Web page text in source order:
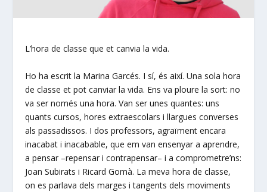
L’hora de classe que et canvia la vida.
Ho ha escrit la Marina Garcés. I sí, és així. Una sola hora
de classe et pot canviar la vida. Ens va ploure la sort: no
va ser només una hora. Van ser unes quantes: uns
quants cursos, hores extraescolars i llargues converses
als passadissos. I dos professors, agraïment encara
inacabat i inacabable, que em van ensenyar a aprendre,
a pensar –repensar i contrapensar– i a comprometre’ns:
Joan Subirats i Ricard Gomà. La meva hora de classe,
on es parlava dels marges i tangents dels moviments